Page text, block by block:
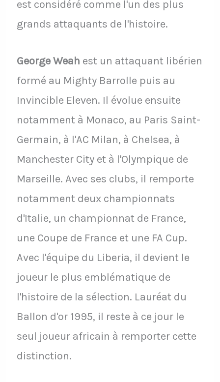
est considéré comme l'un des plus
grands attaquants de l'histoire.
George Weah est un attaquant libérien
formé au Mighty Barrolle puis au
Invincible Eleven. Il évolue ensuite
notamment à Monaco, au Paris Saint-
Germain, à l'AC Milan, à Chelsea, à
Manchester City et à l'Olympique de
Marseille. Avec ses clubs, il remporte
notamment deux championnats
d'Italie, un championnat de France,
une Coupe de France et une FA Cup.
Avec l'équipe du Liberia, il devient le
joueur le plus emblématique de
l'histoire de la sélection. Lauréat du
Ballon d'or 1995, il reste à ce jour le
seul joueur africain à remporter cette
distinction.